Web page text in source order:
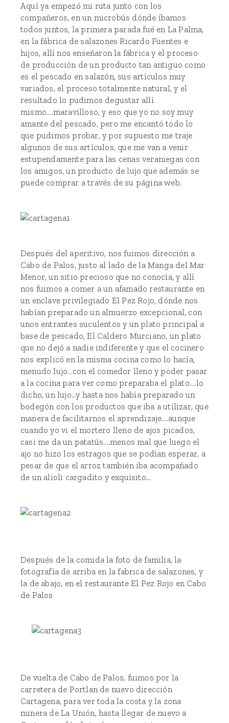
Aquí ya empezó mi ruta junto con los
compañeros, en un microbús dónde íbamos
todos juntos, la primera parada fué en La Palma,
en la fábrica de salazonesRicardo Fuentes e
hijos, allí nos enseñaron la fábrica y el proceso
de producción de un producto tan antiguo como
es el pescado en salazón, sus artículos muy
variados, el proceso totalmente natural, y el
resultado lo pudimos degustar allí
mismo....maravilloso, y eso que yo no soy muy
amante del pescado, pero me encantó todo lo
que pudimos probar, y por supuesto me traje
algunos de sus artículos, que me van a venir
estupendamente para las cenas veraniegas con
los amigos, un producto de lujo que además se
puede comprar a través de su página web.
Después del aperitivo, nos fuimos dirección a
Cabo de Palos, justo al lado de la Manga del Mar
Menor, un sitio precioso que no conocía, y allí
nos fuimos a comer a un afamado restaurante en
un enclave privilegiado El Pez Rojo, dónde nos
habían preparado un almuerzo excepcional, con
unos entrantes suculentos y un plato principal a
base de pescado, El Caldero Murciano, un plato
que no dejó a nadie indiferente y que el cocinero
nos explicó en la misma cocina como lo hacía,
menudo lujo...con el comedor lleno y poder pasar
a la cocina para ver como preparaba el plato....lo
dicho, un lujo...y hasta nos había preparado un
bodegón con los productos que iba a utilizar, que
manera de facilitarnos el aprendizaje....aunque
cuando yo vi el mortero lleno de ajos picados,
casi me da un patatús....menos mal que luego el
ajo no hizo los estragos que se podían esperar, a
pesar de que el arroz también iba acompañado
de un alioli cargadito y exquisito...
Después de la comida la foto de familia, la
fotografía de arriba en la fabrica de salazones, y
la de abajo, en el restaurante El Pez Rojo en Cabo
de Palos
De vuelta de Cabo de Palos, fuimos por la
carretera de Portlan de nuevo dirección
Cartagena, para ver toda la costa y la zona
minera de La Unión, hasta llegar de nuevo a